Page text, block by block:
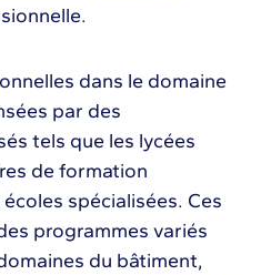
dans le domaine
par des
tels que les lycées
de formation
spécialisées. Ces
programmes variés
du bâtiment,